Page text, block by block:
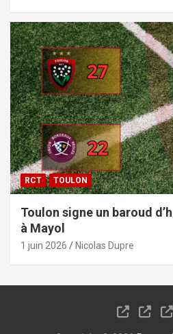
RCT TOULON
Toulon signe un baroud
à Mayol
1 juin 2026 Nicolas Dupre